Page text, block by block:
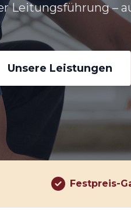
Leitungsführung –
Unsere Leistungen
Festpreis-